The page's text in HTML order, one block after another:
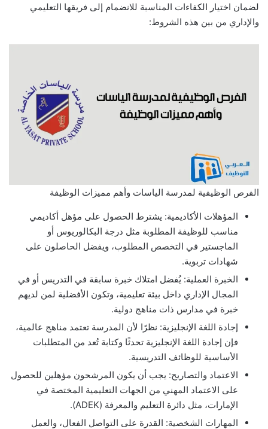
لضمان اختيار الكفاءات المناسبة للانضمام إلى فريقها التعليمي
والإداري من بين هذه الشروط:
الفرص الوظيفية لمدرسة الياسات وأهم مميزات الوظيفة
المؤهلات الأكاديمية: يشترط الحصول على مؤهل أكاديمي
مناسب للوظيفة المطلوبة مثل درجة البكالوريوس أو
الماجستير في التخصص المطلوب، ويفضل الحاصلون على
شهادات تربوية.
الخبرة العملية: يُفضل امتلاك خبرة سابقة في التدريس أو في
المجال الإداري داخل بيئة تعليمية، وتكون الأفضلية لمن لديهم
خبرة في مدارس ذات مناهج دولية.
إجادة اللغة الإنجليزية: نظرًا لأن المدرسة تعتمد مناهج عالمية،
فإن إجادة اللغة الإنجليزية تحدثًا وكتابة تُعد من المتطلبات
الأساسية للوظائف التدريسية.
الاعتماد والتصاريح: يجب أن يكون المرشحون مؤهلين للحصول
على الاعتماد المهني من الجهات التعليمية المختصة في
الإمارات، مثل دائرة التعليم والمعرفة (ADEK).
المهارات الشخصية: القدرة على التواصل الفعال، والعمل